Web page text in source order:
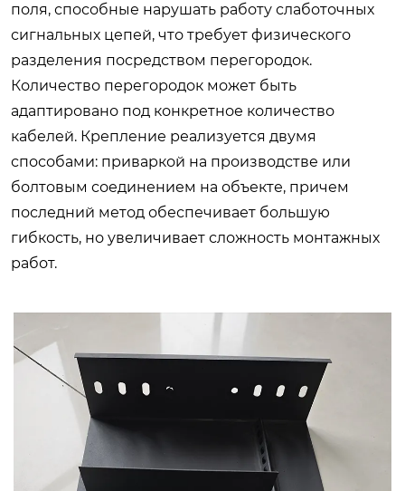
поля, способные нарушать работу слаботочных
сигнальных цепей, что требует физического
разделения посредством перегородок.
Количество перегородок может быть
адаптировано под конкретное количество
кабелей. Крепление реализуется двумя
способами: приваркой на производстве или
болтовым соединением на объекте, причем
последний метод обеспечивает большую
гибкость, но увеличивает сложность монтажных
работ.